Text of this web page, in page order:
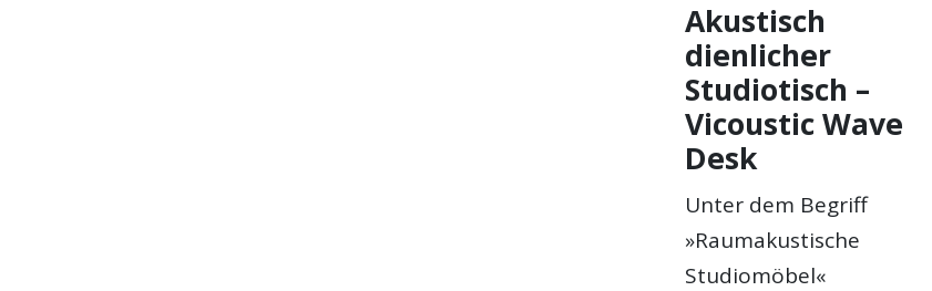
Akustisch
dienlicher
Studiotisch –
Vicoustic Wave
Desk
Unter dem Begriff
»Raumakustische
Studiomöbel«